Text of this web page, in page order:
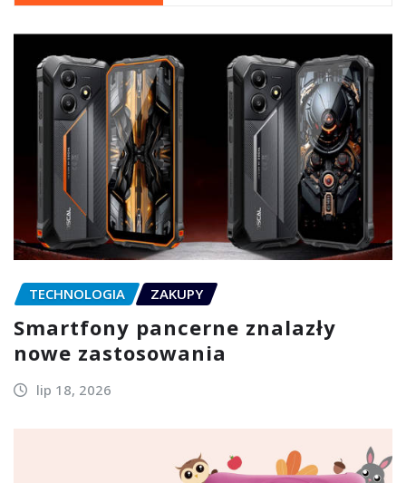
TECHNOLOGIA ZAKUPY
Smartfony pancerne znalazły
nowe zastosowania
lip 18, 2026